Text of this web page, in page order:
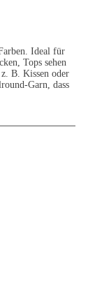
Ideal für
Tops sehen
B. Kissen oder
Garn, dass